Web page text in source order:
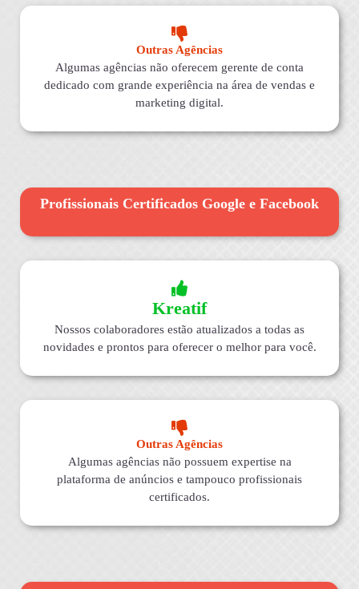
Outras Agências
Algumas agências não oferecem gerente de conta
dedicado com grande experiência na área de vendas e
marketing digital.
Profissionais Certificados Google e Facebook
Kreatif
Nossos colaboradores estão atualizados a todas as
novidades e prontos para oferecer o melhor para você.
Outras Agências
Algumas agências não possuem expertise na
plataforma de anúncios e tampouco profissionais
certificados.